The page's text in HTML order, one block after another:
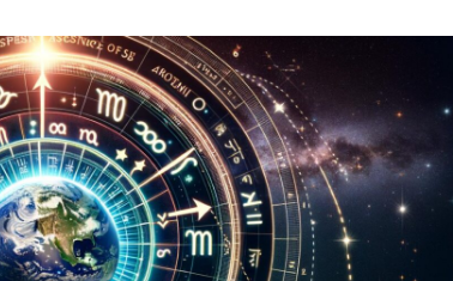
Astrologia Vedica